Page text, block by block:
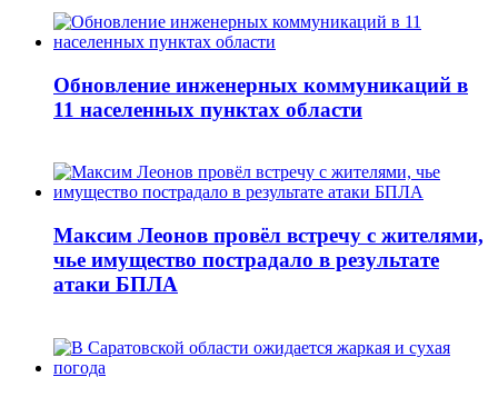
Обновление инженерных коммуникаций в
11 населенных пунктах области
Максим Леонов провёл встречу с жителями,
чье имущество пострадало в результате
атаки БПЛА